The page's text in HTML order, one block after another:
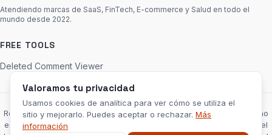
Atendiendo marcas de SaaS, FinTech, E-commerce y Salud en todo el
mundo desde 2022.
FREE TOOLS
Deleted Comment Viewer
RedditServices.com es una agencia de marketing independiente y no
está afiliada, respaldada ni patrocinada por Reddit, Inc. «Reddit» y el
Valoramos tu privacidad
Usamos cookies de analítica para ver cómo se utiliza el
sitio y mejorarlo. Puedes aceptar o rechazar. Más
información